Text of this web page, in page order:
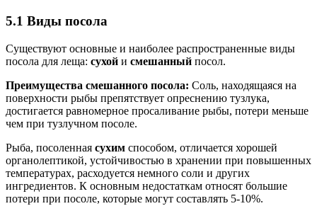
5.1 Виды посола
Существуют основные и наиболее распространенные виды
посола для леща: сухой и смешанный посол.
Преимущества смешанного посола: Соль, находящаяся на
поверхности рыбы препятствует опреснению тузлука,
достигается равномерное просаливание рыбы, потери меньше
чем при тузлучном посоле.
Рыба, посоленная сухим способом, отличается хорошей
органолептикой, устойчивостью в хранении при повышенных
температурах, расходуется немного соли и других
ингредиентов. К основным недостаткам относят большие
потери при посоле, которые могут составлять 5-10%.